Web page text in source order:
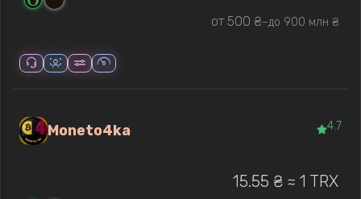
от 500 ₴—до 900 млн ₴
Moneto4ka 4.7
15.55 ₴ ≈ 1 TRX